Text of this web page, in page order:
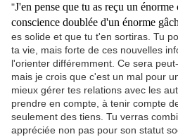
"J'en pense que tu as reçu un
conscience doublée d'un énorme
es solide et que tu t'en sortiras. Tu
ta vie, mais forte de ces nouvelles
l'orienter différemment. Ce sera
mais je crois que c'est un mal pour
mieux gérer tes relations avec les
prendre en compte, à tenir compte
seulement des tiens. Tu verras
appréciée non pas pour son statut